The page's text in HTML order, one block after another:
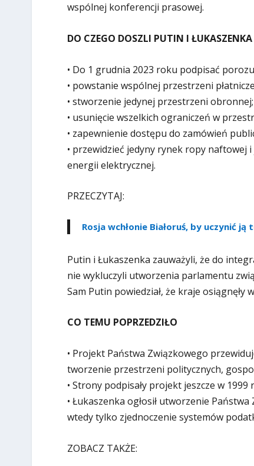
wspólnej konferencji prasowej.
DO CZEGO DOSZLI PUTIN I ŁUKASZENKA
• Do 1 grudnia 2023 roku podpisać
• powstanie wspólnej przestrzeni
• stworzenie jedynej przestrzeni obronnej;
• usunięcie wszelkich ograniczeń w
• zapewnienie dostępu do zamówień
• przewidzieć jedyny rynek ropy
energii elektrycznej.
PRZECZYTAJ:
Rosja wchłonie Białoruś, by uczynić
Putin i Łukaszenka zauważyli, że do
nie wykluczyli utworzenia parlamentu
Sam Putin powiedział, że kraje osiągnęły
CO TEMU POPRZEDZIŁO
• Projekt Państwa Związkowego
tworzenie przestrzeni politycznych,
• Strony podpisały projekt jeszcze w
• Łukaszenka ogłosił utworzenie
wtedy tylko zjednoczenie systemów
ZOBACZ TAKŻE: